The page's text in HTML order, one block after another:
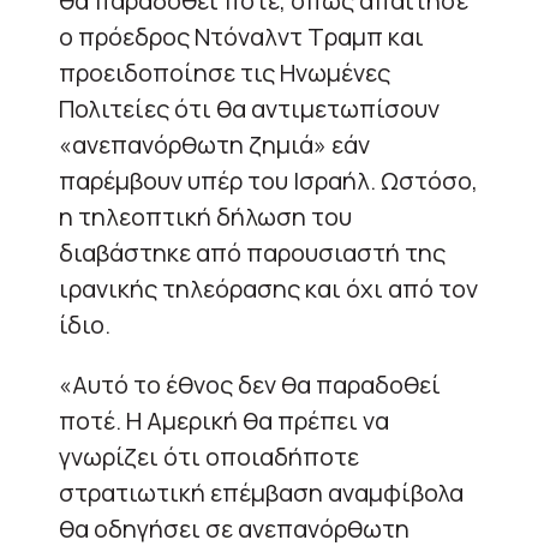
ο πρόεδρος Ντόναλντ Τραμπ και
προειδοποίησε τις Ηνωμένες
Πολιτείες ότι θα αντιμετωπίσουν
«ανεπανόρθωτη ζημιά» εάν
παρέμβουν υπέρ του Ισραήλ. Ωστόσο,
η τηλεοπτική δήλωση του
διαβάστηκε από παρουσιαστή της
ιρανικής τηλεόρασης και όχι από τον
ίδιο.
«Αυτό το έθνος δεν θα παραδοθεί
ποτέ. Η Αμερική θα πρέπει να
γνωρίζει ότι οποιαδήποτε
στρατιωτική επέμβαση αναμφίβολα
θα οδηγήσει σε ανεπανόρθωτη